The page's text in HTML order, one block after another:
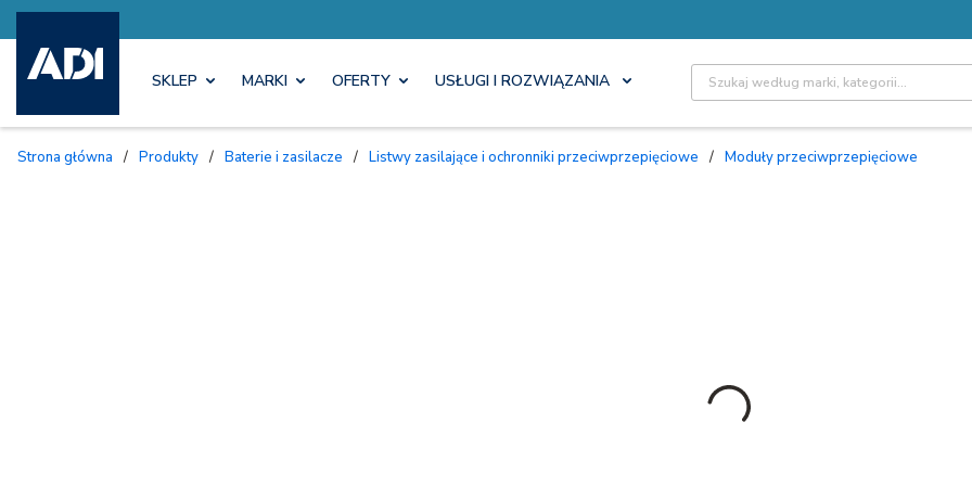
SKLEP MARKI OFERTY USŁUGI I ROZWIĄZANIA Site Search
Strona główna / Produkty / Baterie i zasilacze / Listwy zasilające i ochronniki przeciwprzepięciowe / Moduły przeciwprzepięciowe